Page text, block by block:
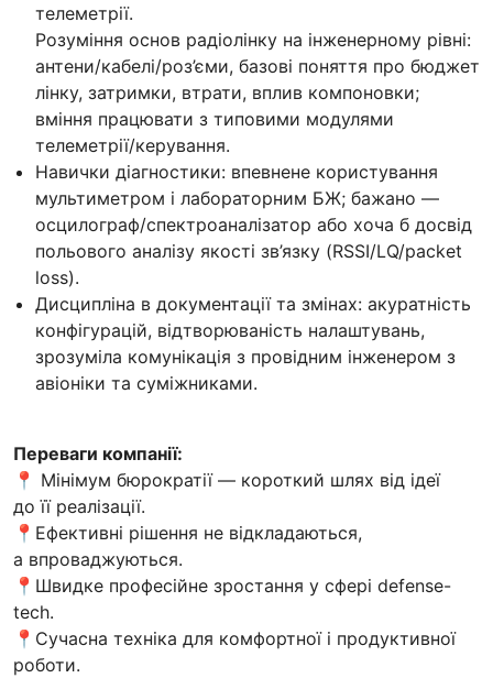
телеметрії.
Розуміння основ радіолінку на інженерному рівні:
антени/кабелі/роз’єми, базові поняття про бюджет
лінку, затримки, втрати, вплив компоновки;
вміння працювати з типовими модулями
телеметрії/керування.
Навички діагностики: впевнене користування
мультиметром і лабораторним БЖ; бажано —
осцилограф/спектроаналізатор або хоча б досвід
польового аналізу якості зв’язку (RSSI/LQ/packet
loss).
Дисципліна в документації та змінах: акуратність
конфігурацій, відтворюваність налаштувань,
зрозуміла комунікація з провідним інженером з
авіоніки та суміжниками.
Переваги компанії:
📍 Мінімум бюрократії — короткий шлях від ідеї
до її реалізації.
📍Ефективні рішення не відкладаються,
а впроваджуються.
📍Швидке професійне зростання у сфері defense-
tech.
📍Сучасна техніка для комфортної і продуктивної
роботи.